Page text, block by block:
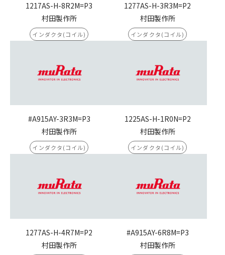
1217AS-H-8R2M=P3
村田製作所
インダクタ(コイル)
1277AS-H-3R3M=P2
村田製作所
インダクタ(コイル)
#A915AY-3R3M=P3
村田製作所
インダクタ(コイル)
1225AS-H-1R0N=P2
村田製作所
インダクタ(コイル)
1277AS-H-4R7M=P2
村田製作所
#A915AY-6R8M=P3
村田製作所